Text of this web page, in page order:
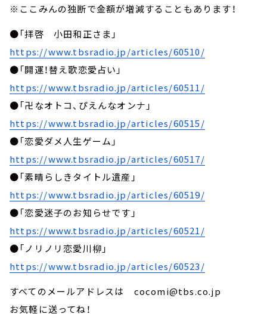
※ここみんの独断で金額が増減することもあります！
●「拝啓 小田和正さま」
https://www.tbsradio.jp/articles/60510/
●「開運！替え歌恋愛占い」
https://www.tbsradio.jp/articles/60511/
●「卍なオトコ、ぴえんなオンナ」
https://www.tbsradio.jp/articles/60515/
●「恋愛ダメ人生ゲーム」
https://www.tbsradio.jp/articles/60517/
●「素晴らしきタイトル遺産」
https://www.tbsradio.jp/articles/60519/
●「恋愛迷子のお知らせです」
https://www.tbsradio.jp/articles/60521/
●「ノリノリ恋愛川柳」
https://www.tbsradio.jp/articles/60523/
すべてのメールアドレスは cocomi@tbs.co.jp
お気軽に送ってね！